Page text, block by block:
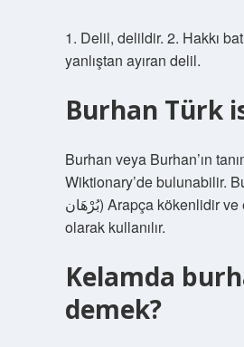
1. Delil, delildir. 2. Hakkı
yanlıştan ayıran delil.
Burhan Türk
Burhan veya Burhan’ın
Wiktionary’de bulunabilir.
بُرْهَان) Arapça kökenlidir ve erkek ismi
olarak kullanılır.
Kelamda
demek?